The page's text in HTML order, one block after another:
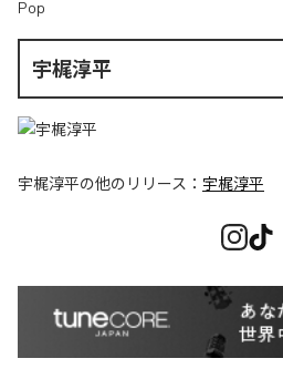
Pop
宇梶淳平
宇梶淳平の他のリリース： 宇梶淳平